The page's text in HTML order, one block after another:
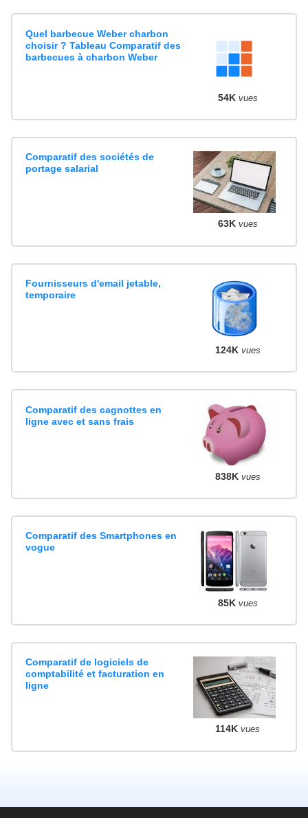
Quel barbecue Weber charbon
choisir ? Tableau Comparatif des
barbecues à charbon Weber
54K vues
Comparatif des sociétés de
portage salarial
63K vues
Fournisseurs d'email jetable,
temporaire
124K vues
Comparatif des cagnottes en
ligne avec et sans frais
838K vues
Comparatif des Smartphones en
vogue
85K vues
Comparatif de logiciels de
comptabilité et facturation en
ligne
114K vues